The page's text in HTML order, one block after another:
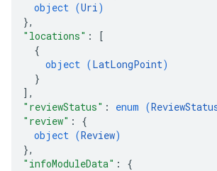
object (Uri)
},
"locations" :
[
{
object (LatLongPoint)
}
] ,
"reviewStatus" : enum (
"review" : {
object (Review)
},
"infoModuleData" : {